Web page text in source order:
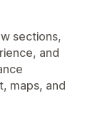
sections,
and
maps, and